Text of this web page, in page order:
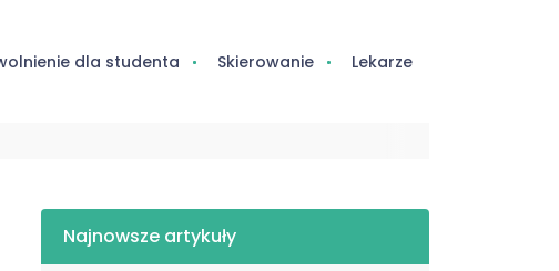
dla studenta Skierowanie Lekarze
Najnowsze artykuły